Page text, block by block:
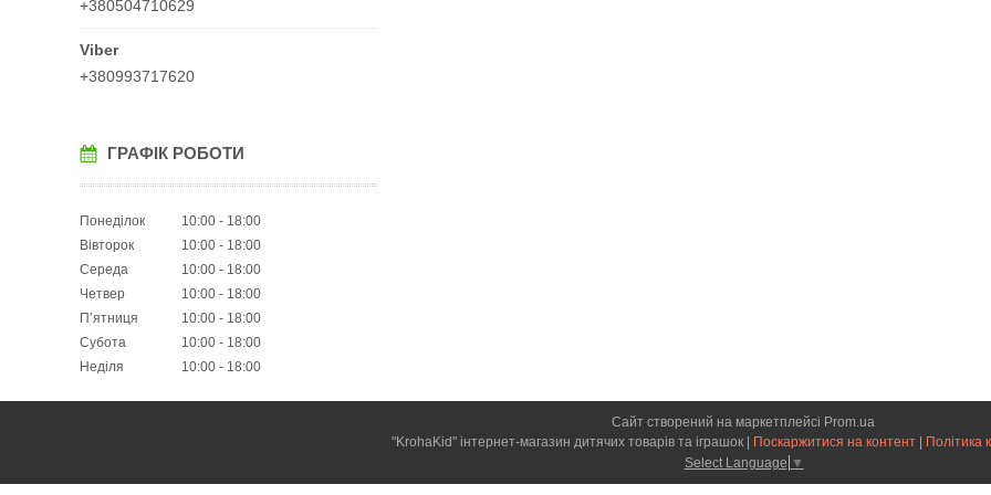
+380504710629
+380993717620
ГРАФІК РОБОТИ
Понеділок 10:00
18:00
Вівторок
10:00
18:00
Середа
10:00
18:00
Четвер
10:00
18:00
Пʼятниця
10:00
18:00
Субота
10:00
18:00
Неділя
10:00 18:00
Сайт створений на маркетплейсі Prom.ua
Поскаржитися на контент
Політика
Select Language ▼